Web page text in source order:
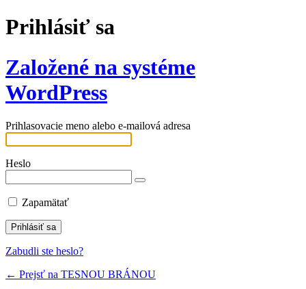
Prihlásiť sa
Založené na systéme
WordPress
Prihlasovacie meno alebo e-mailová adresa
Heslo
Zapamätať
Zabudli ste heslo?
← Prejsť na TESNOU BRÁNOU